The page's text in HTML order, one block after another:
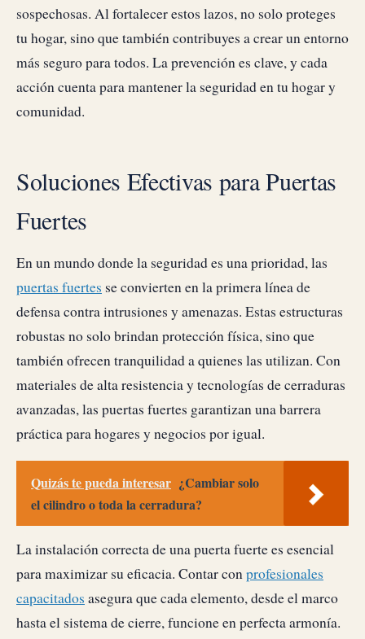
sospechosas. Al fortalecer estos lazos, no solo proteges
tu hogar, sino que también contribuyes a crear un entorno
más seguro para todos. La prevención es clave, y cada
acción cuenta para mantener la seguridad en tu hogar y
comunidad.
Soluciones Efectivas para Puertas
Fuertes
En un mundo donde la seguridad es una prioridad, las
puertas fuertes se convierten en la primera línea de
defensa contra intrusiones y amenazas. Estas estructuras
robustas no solo brindan protección física, sino que
también ofrecen tranquilidad a quienes las utilizan. Con
materiales de alta resistencia y tecnologías de cerraduras
avanzadas, las puertas fuertes garantizan una barrera
práctica para hogares y negocios por igual.
Quizás te pueda interesar ¿Cambiar solo
el cilindro o toda la cerradura?
La instalación correcta de una puerta fuerte es esencial
para maximizar su eficacia. Contar conprofesionales
capacitados asegura que cada elemento, desde el marco
hasta el sistema de cierre, funcione en perfecta armonía.